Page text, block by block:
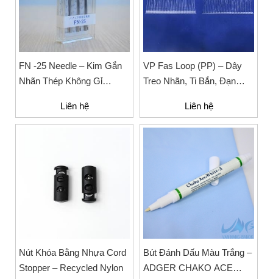
FN -25 Needle – Kim Gắn
Nhãn Thép Không Gỉ
Liên hệ
VP Fas Loop (PP) – Dây
Treo Nhãn, Ti Bắn, Đạn
Liên hệ
Nút Khóa Bằng Nhựa Cord
Stopper – Recycled Nylon
Bút Đánh Dấu Màu Trắng –
ADGER CHAKO ACE